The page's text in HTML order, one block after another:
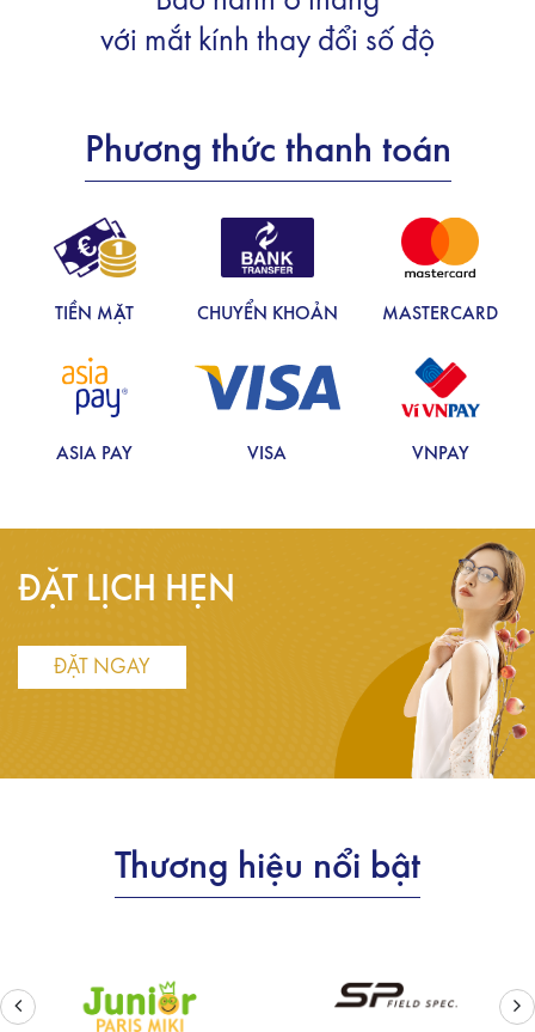
với mắt kính thay đổi số độ
Phương thức thanh toán
TIỀN MẶT CHUYỂN KHOẢN MASTERCARD
ASIA PAY VISA VNPAY
ĐẶT LỊCH HẸN
ĐẶT NGAY
Thương hiệu nổi bật